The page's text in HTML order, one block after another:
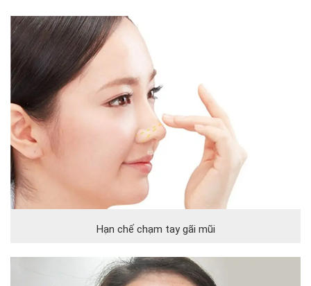
Hạn chế chạm tay gãi mũi